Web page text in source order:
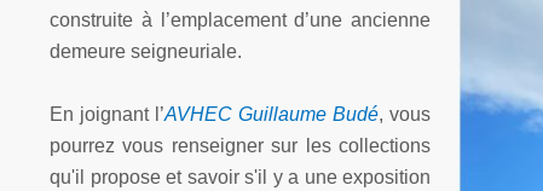
construite à l’emplacement d’une ancienne
demeure seigneuriale.
En joignant l’AVHEC Guillaume Budé, vous
pourrez vous renseigner sur les collections
qu'il propose et savoir s'il y a une exposition